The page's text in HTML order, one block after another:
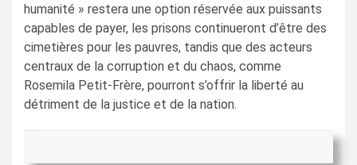
humanité » restera une option réservée aux puissants
capables de payer, les prisons continueront d’être des
cimetières pour les pauvres, tandis que des acteurs
centraux de la corruption et du chaos, comme
Rosemila Petit-Frère, pourront s’offrir la liberté au
détriment de la justice et de la nation.